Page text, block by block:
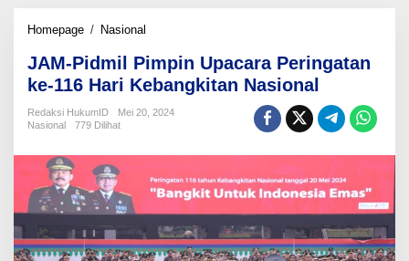
Homepage / Nasional
Pimpin
Upacara
Peringatan
ke-
Nasional
JAM-Pidmil Pimpin Upacara Peringatan
ke-116 Hari Kebangkitan Nasional
Redaksi HukumID
Mei 20, 2024
Nasional
779 Dilihat